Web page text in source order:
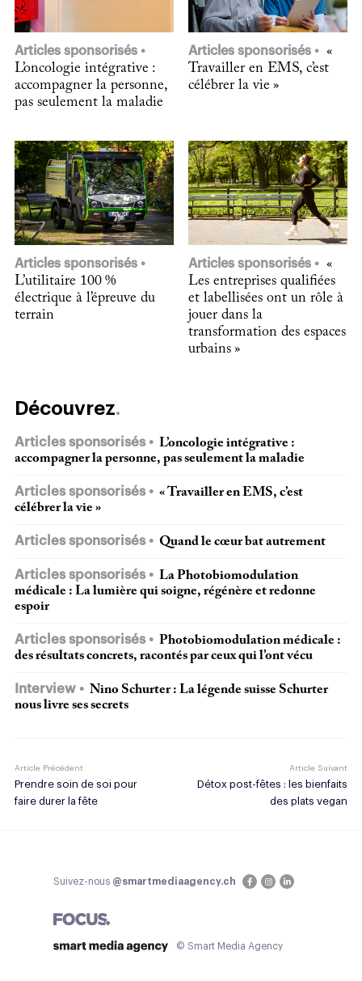
Articles sponsorisés
L’oncologie intégrative :
accompagner la personne,
pas seulement la maladie
Articles sponsorisés
«
Travailler en EMS, c’est
célébrer la vie »
Articles sponsorisés
L’utilitaire 100 %
électrique à l’épreuve du
terrain
Articles sponsorisés
«
Les entreprises qualifiées
et labellisées ont un rôle à
jouer dans la
transformation des espaces
urbains »
Découvrez
Articles sponsorisés
L’oncologie intégrative :
accompagner la personne, pas seulement la maladie
Articles sponsorisés
« Travailler en EMS, c’est
célébrer la vie »
Articles sponsorisés Quand le cœur bat autrement
Articles sponsorisés
La Photobiomodulation
médicale : La lumière qui soigne, régénère et redonne
espoir
Articles sponsorisés
Photobiomodulation médicale :
des résultats concrets, racontés par ceux qui l’ont vécu
Interview
Nino Schurter : La légende suisse Schurter
nous livre ses secrets
Article Précédent
Prendre soin de soi pour
faire durer la fête
Article Suivant
Détox post-fêtes : les bienfaits
des plats vegan
Suivez-nous @smartmediaagency.ch
© Smart Media Agency